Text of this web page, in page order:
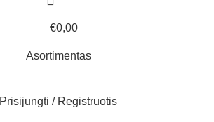
€0,00
Asortimentas
Prisijungti / Registruotis